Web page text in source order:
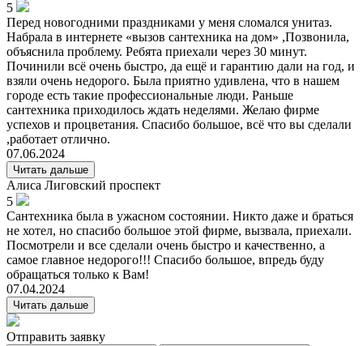
5
Перед новогодними праздниками у меня сломался унитаз.
Набрала в интернете «вызов сантехника на дом» ,Позвонила,
объяснила проблему. Ребята приехали через 30 минут.
Починили всё очень быстро, да ещё и гарантию дали на год, и
взяли очень недорого. Была приятно удивлена, что в нашем
городе есть такие профессиональные люди. Раньше
сантехника приходилось ждать неделями. Желаю фирме
успехов и процветания. Спасибо большое, всё что вы сделали
,работает отлично.
07.06.2024
Читать дальше
Алиса Лиговский проспект
5
Сантехника была в ужасном состоянии. Никто даже и браться
не хотел, но спасибо большое этой фирме, вызвала, приехали.
Посмотрели и все сделали очень быстро и качественно, а
самое главное недорого!!! Спасибо большое, впредь буду
обращаться только к Вам!
07.04.2024
Читать дальше
Отправить заявку